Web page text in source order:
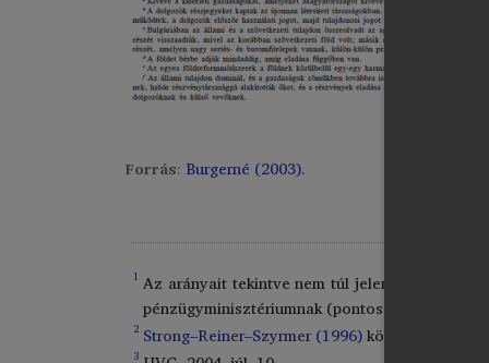
Forrás: Burgerné (2003).
1 Az arányait tekintve nem túl jelentős állami
pénzügyminisztériumnak (pontosabban a
2 Strong–Reiner–Szyrmer (1996)könyvében
3